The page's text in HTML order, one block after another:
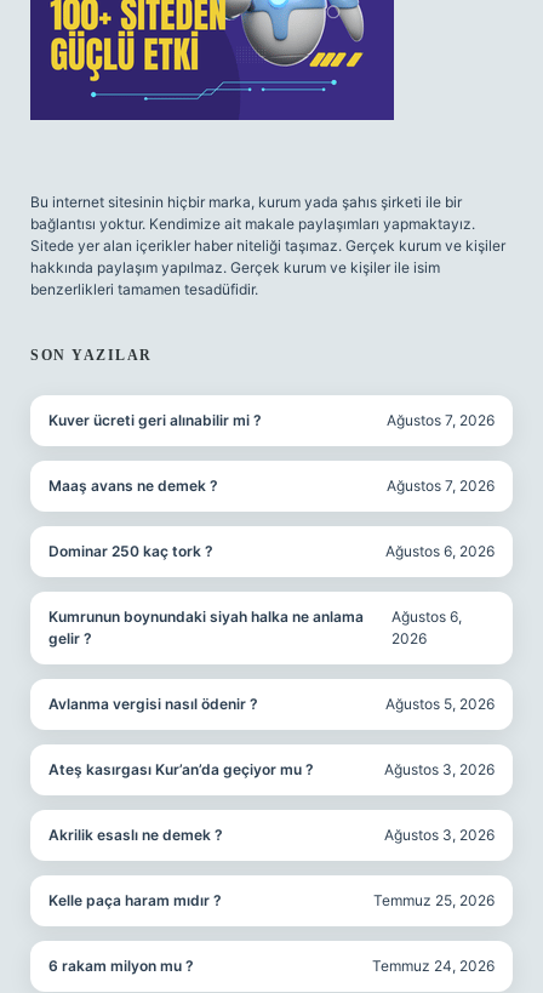
Bu internet sitesinin hiçbir marka, kurum yada şahıs şirketi ile bir
bağlantısı yoktur. Kendimize ait makale paylaşımları yapmaktayız.
Sitede yer alan içerikler haber niteliği taşımaz. Gerçek kurum ve kişiler
hakkında paylaşım yapılmaz. Gerçek kurum ve kişiler ile isim
benzerlikleri tamamen tesadüfidir.
SON YAZILAR
Kuver ücreti geri alınabilir mi ? Ağustos 7, 2026
Maaş avans ne demek ? Ağustos 7, 2026
Dominar 250 kaç tork ? Ağustos 6, 2026
Kumrunun boynundaki siyah halka ne anlama
gelir ?
Ağustos 6,
2026
Avlanma vergisi nasıl ödenir ? Ağustos 5, 2026
Ateş kasırgası Kur’an’da geçiyor mu ? Ağustos 3, 2026
Akrilik esaslı ne demek ? Ağustos 3, 2026
Kelle paça haram mıdır ? Temmuz 25, 2026
6 rakam milyon mu ? Temmuz 24, 2026